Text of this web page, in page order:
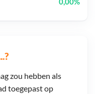
zou hebben als
toegepast op